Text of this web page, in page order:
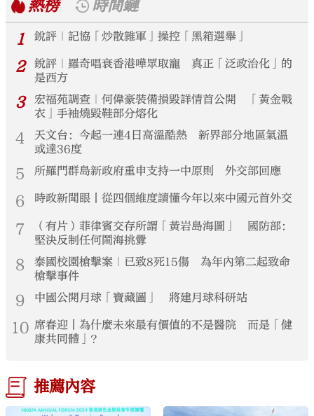
熱榜
時間鏈
1
銳評｜記協「炒散雜軍」操控「黑箱選舉」
2
銳評｜羅奇唱衰香港嘩眾取寵 真正「泛政治化」的
是西方
3
宏福苑調查｜何偉豪裝備損毀詳情首公開 「黃金戰
衣」手袖燒毀鞋部分熔化
4
天文台：今起一連4日高溫酷熱 新界部分地區氣溫
或達36度
5 所羅門群島新政府重申支持一中原則 外交部回應
6 時政新聞眼丨從四個維度讀懂今年以來中國元首外交
7
（有片）菲律賓交存所謂「黃岩島海圖」 國防部：
堅決反制任何鬧海挑釁
8
泰國校園槍擊案｜已致8死15傷 為年內第二起致命
槍擊事件
9 中國公開月球「寶藏圖」 將建月球科研站
10 席春迎丨為什麼未來最有價值的不是醫院 而是「健
康共同體」？
推薦內容